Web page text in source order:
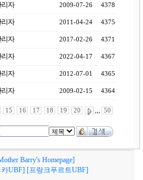
리자 2009-07-26 4378
리자 2011-04-24 4375
리자 2017-02-26 4371
리자 2022-04-17 4367
리자 2012-07-01 4365
리자 2009-02-15 4364
15 16 17 18 19 20 ,,, 50
Barry's Homepage]
UBF] [프랑크푸르트UBF]